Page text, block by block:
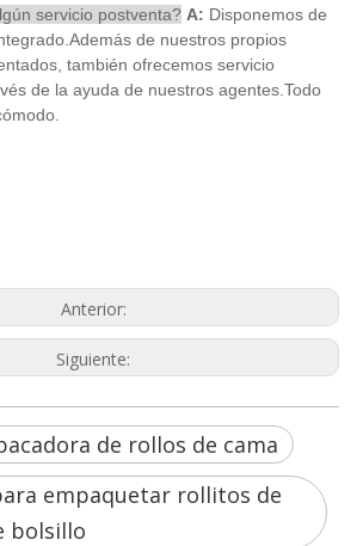
servicio postventa? A: Disponemos de
de nuestros propios
también ofrecemos servicio
de la ayuda de nuestros agentes.Todo
Anterior:
Siguiente:
de rollos de cama
empaquetar rollitos de
bolsillo